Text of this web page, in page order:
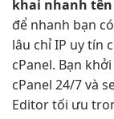
khai nhanh
để nhanh bạn có
lâu chỉ IP uy tín
cPanel. Bạn
cPanel 24/7và
Editortối ưu